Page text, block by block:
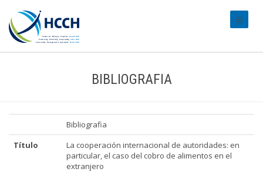
BIBLIOGRAFIA
Bibliografia
Título
La cooperación internacional de autoridades: en
particular, el caso del cobro de alimentos en el
extranjero